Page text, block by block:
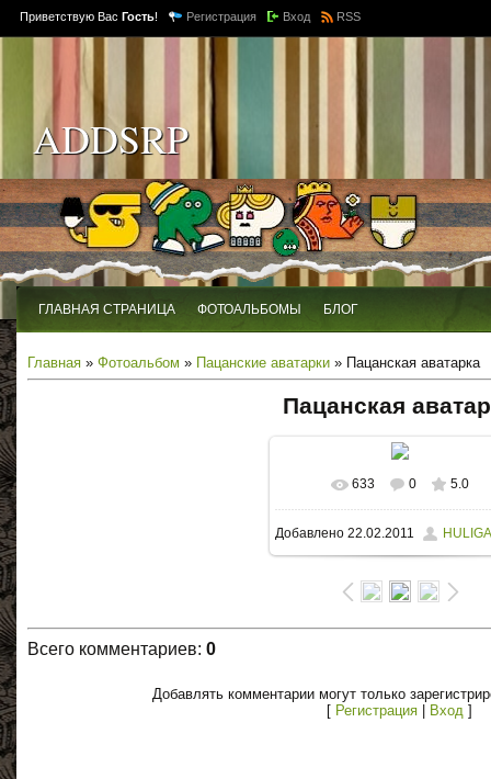
Приветствую Вас Гость! Регистрация Вход RSS
ADDSRP
ГЛАВНАЯ СТРАНИЦА ФОТОАЛЬБОМЫ БЛОГ
Главная » Фотоальбом » Пацанские аватарки » Пацанская аватарка
Пацанская
В реальном размере
16.5Kb
633 0 5.0
Добавлено 22.02.2011
Всего комментариев: 0
Добавлять комментарии могут только
[ Регистрация Вход ]